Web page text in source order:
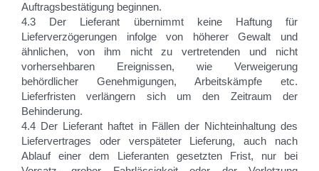
Auftragsbestätigung beginnen.
4.3 Der Lieferant übernimmt keine Haftung für
Lieferverzögerungen infolge von höherer Gewalt und
ähnlichen, von ihm nicht zu vertretenden und nicht
vorhersehbaren Ereignissen, wie Verweigerung
behördlicher Genehmigungen, Arbeitskämpfe etc.
Lieferfristen verlängern sich um den Zeitraum der
Behinderung.
4.4 Der Lieferant haftet in Fällen der Nichteinhaltung des
Liefervertrages oder verspäteter Lieferung, auch nach
Ablauf einer dem Lieferanten gesetzten Frist, nur bei